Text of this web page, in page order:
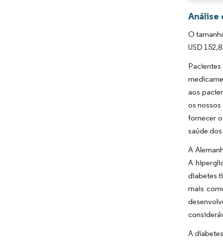
Análise
O
USD
aos
os
fornecer
saúde
A
A
diabetes
mais
A